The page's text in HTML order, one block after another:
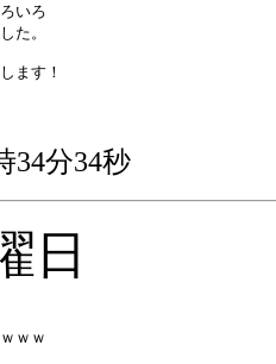
いろ
た。
ます！
34分34秒
日
ｗｗ